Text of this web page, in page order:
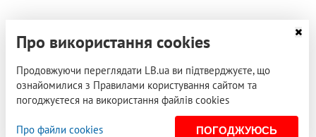
Про використання cookies
Продовжуючи переглядати LB.ua ви підтверджуєте, що
ознайомилися з Правилами користування сайтом та
погоджуєтеся на використання файлів cookies
Про файли cookies ПОГОДЖУЮСЬ